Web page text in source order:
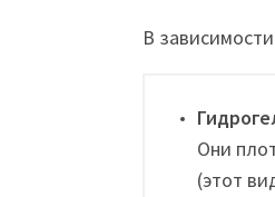
В
Они
(этот